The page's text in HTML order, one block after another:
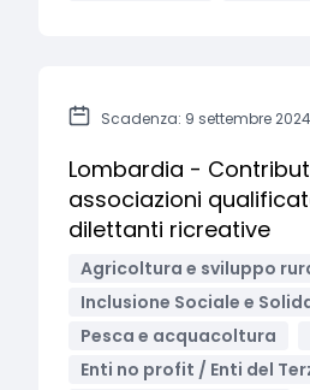
Scadenza: 9 settembre 2024
Lombardia -
associazioni
dilettanti ricreative
Agricoltura e sviluppo
Inclusione Sociale e
Pesca e acquacoltura
Enti no profit / Enti del